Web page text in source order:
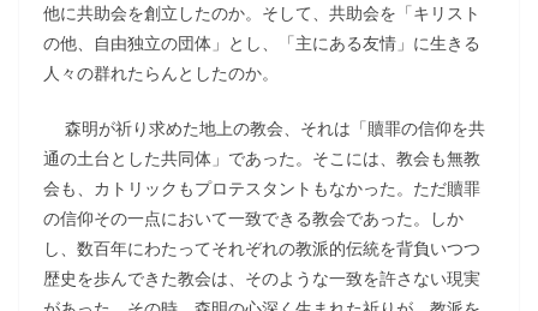
他に共助会を創立したのか。そして、共助会を「キリスト
の他、自由独立の団体」とし、「主にある友情」に生きる
人々の群れたらんとしたのか。
森明が祈り求めた地上の教会、それは「贖罪の信仰を共
通の土台とした共同体」であった。そこには、教会も無教
会も、カトリックもプロテスタントもなかった。ただ贖罪
の信仰その一点において一致できる教会であった。しか
し、数百年にわたってそれぞれの教派的伝統を背負いつつ
歴史を歩んできた教会は、そのような一致を許さない現実